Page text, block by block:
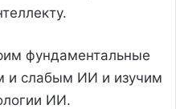
фундаментальные
и слабым ИИ и изучим
ИИ.